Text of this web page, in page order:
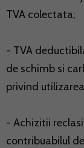
TVA colectata;
- TVA
de schimb si
privind
- Achizitii
contribuabilul